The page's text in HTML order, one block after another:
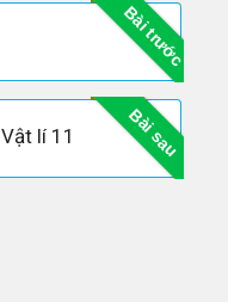
Bài trước
Bài sau
lí 11